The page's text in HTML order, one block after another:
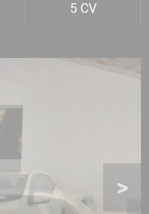
5 CV
>